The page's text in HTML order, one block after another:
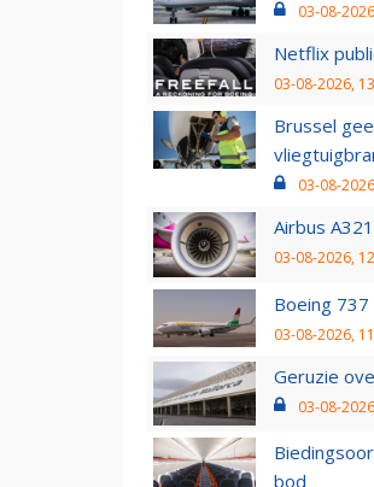
03-08-
Netflix
03-08-2026,
Brussel
03-08-
Airbus
03-08-2026,
Boeing
03-08-2026,
Geruzie
03-08-
bod